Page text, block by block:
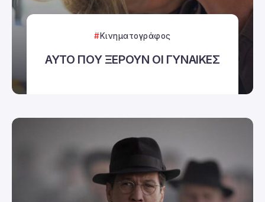
Κινηματογράφος
ΑΥΤΟ ΠΟΥ ΞΕΡΟΥΝ ΟΙ ΓΥΝΑΙΚΕΣ